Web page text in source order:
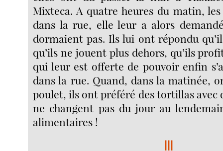
Mixteca. A quatre heures du matin,
dans la rue, elle leur a alors
dormaient pas. Ils lui ont répondu
qu’ils ne jouent plus dehors, qu’ils
qui leur est offerte de pouvoir enfin
dans la rue. Quand, dans la matinée,
poulet, ils ont préféré des tortillas avec
ne changent pas du jour au
alimentaires !